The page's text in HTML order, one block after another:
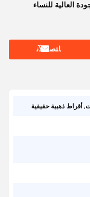
العالية للنساء
ﺎﺘﺼﻟ ﺍﻶﻧ
,أقراط ذهبية حقيقية